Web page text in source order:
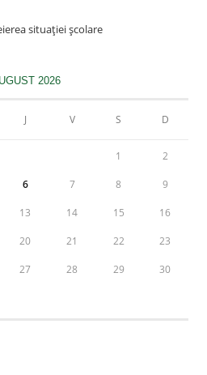
situației școlare
2026
J V S D
1 2
6 7 8 9
13 14 15 16
20 21 22 23
27 28 29 30